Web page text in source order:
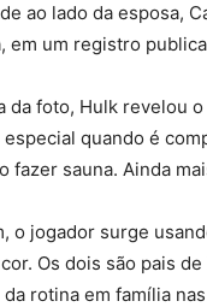
ao lado da esposa,
em um registro
da foto, Hulk revelou
especial quando é
fazer sauna. Ainda
o jogador surge
Os dois são pais
rotina em família